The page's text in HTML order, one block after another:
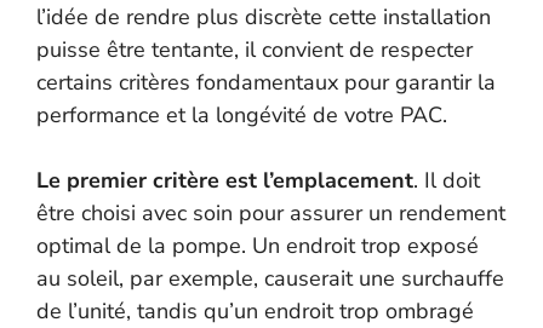
l’idée de rendre plus discrète cette installation
puisse être tentante, il convient de respecter
certains critères fondamentaux pour garantir la
performance et la longévité de votre PAC.
Le premier critère est l’emplacement. Il doit
être choisi avec soin pour assurer un rendement
optimal de la pompe. Un endroit trop exposé
au soleil, par exemple, causerait une surchauffe
de l’unité, tandis qu’un endroit trop ombragé